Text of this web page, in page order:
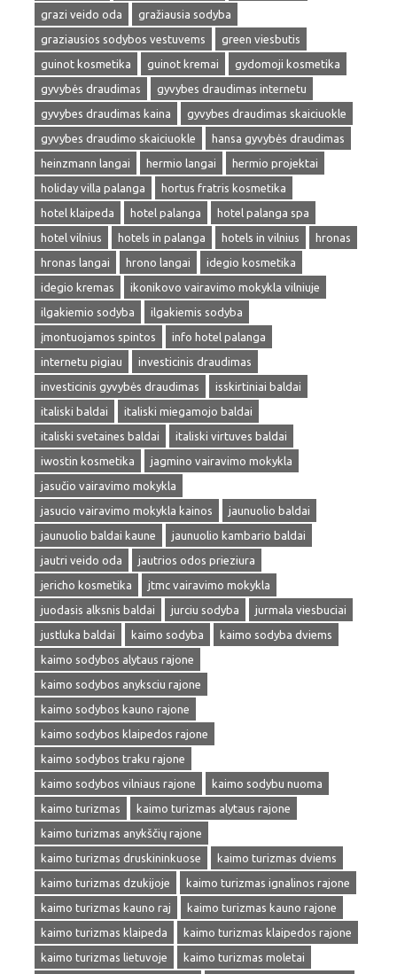
grazi veido oda
gražiausia sodyba
graziausios sodybos vestuvems
green viesbutis
guinot kosmetika
guinot kremai
gydomoji kosmetika
gyvybės draudimas
gyvybes draudimas internetu
gyvybes draudimas kaina
gyvybes draudimas skaiciuokle
gyvybes draudimo skaiciuokle
hansa gyvybės draudimas
heinzmann langai
hermio langai
hermio projektai
holiday villa palanga
hortus fratris kosmetika
hotel klaipeda
hotel palanga
hotel palanga spa
hotel vilnius
hotels in palanga hotels in vilnius
hronas
hronas langai
hrono langai
idegio kosmetika
idegio kremas
ikonikovo vairavimo mokykla vilniuje
ilgakiemio sodyba
ilgakiemis sodyba
įmontuojamos spintos
info hotel palanga
internetu pigiau
investicinis draudimas
investicinis gyvybės draudimas
isskirtiniai baldai
italiski baldai
italiski miegamojo baldai
italiski svetaines baldai
italiski virtuves baldai
iwostin kosmetika
jagmino vairavimo mokykla
jasučio vairavimo mokykla
jasucio vairavimo mokykla kainos
jaunuolio baldai
jaunuolio baldai kaune
jaunuolio kambario baldai
jautri veido oda
jautrios odos prieziura
jericho kosmetika
jtmc vairavimo mokykla
juodasis alksnis baldai
jurciu sodyba
jurmala viesbuciai
justluka baldai
kaimo sodyba
kaimo sodyba dviems
kaimo sodybos alytaus rajone
kaimo sodybos anyksciu rajone
kaimo sodybos kauno rajone
kaimo sodybos klaipedos rajone
kaimo sodybos traku rajone
kaimo sodybos vilniaus rajone
kaimo sodybu nuoma
kaimo turizmas
kaimo turizmas alytaus rajone
kaimo turizmas anykščių rajone
kaimo turizmas druskininkuose
kaimo turizmas dviems
kaimo turizmas dzukijoje
kaimo turizmas ignalinos rajone
kaimo turizmas kauno raj
kaimo turizmas kauno rajone
kaimo turizmas klaipeda
kaimo turizmas klaipedos rajone
kaimo turizmas lietuvoje
kaimo turizmas moletai